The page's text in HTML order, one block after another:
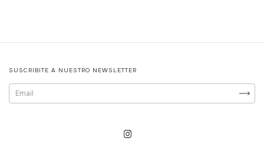
SUSCRIBITE A NUESTRO NEWSLETTER